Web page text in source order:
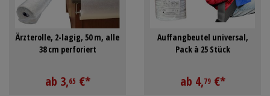
Ärzterolle, 2-lagig, 50 m, alle
38 cm perforiert
ab 3,65 €*
Auffangbeutel universal,
Pack à 25 Stück
ab 4,79 €*